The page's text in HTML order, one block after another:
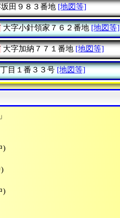
田９８３番地 [地図等]
大字小針領家７６２番地 [地図等]
大字加納７７１番地 [地図等]
目１番３３号 [地図等]
)
)